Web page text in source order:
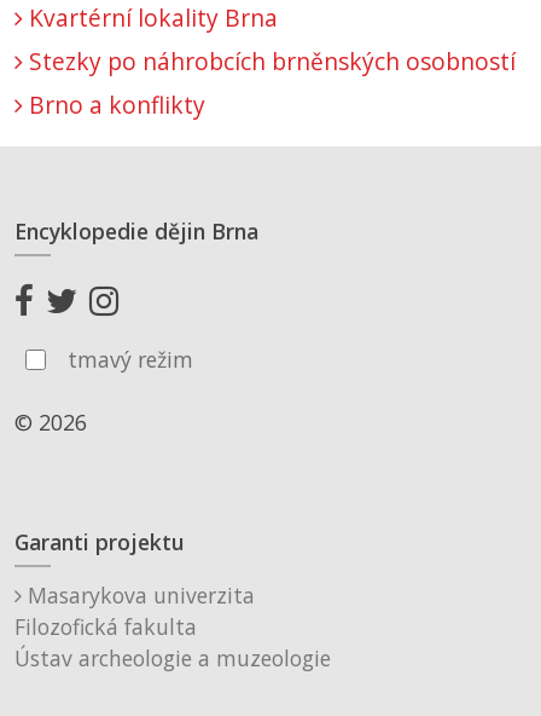
Kvartérní lokality Brna
Stezky po náhrobcích brněnských osobností
Brno a konflikty
Encyklopedie dějin Brna
tmavý režim
© 2026
Garanti projektu
Masarykova univerzita
Filozofická fakulta
Ústav archeologie a muzeologie